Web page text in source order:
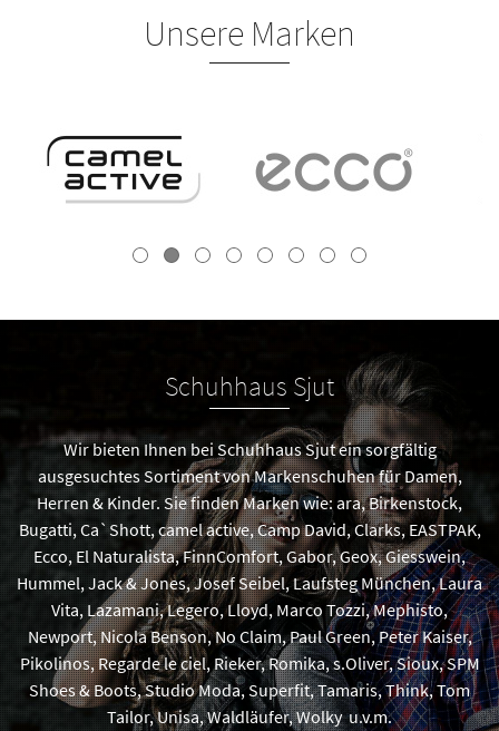
Unsere Marken
Schuhhaus Sjut
Wir bieten Ihnen bei Schuhhaus Sjut ein sorgfältig
ausgesuchtes Sortiment von Markenschuhen für Damen,
Herren & Kinder. Sie finden Marken wie: ara, Birkenstock,
Bugatti, Ca`Shott, camel active, Camp David, Clarks, EASTPAK,
Ecco, El Naturalista, FinnComfort, Gabor, Geox, Giesswein,
Hummel, Jack & Jones, Josef Seibel, Laufsteg München, Laura
Vita, Lazamani, Legero, Lloyd, Marco Tozzi, Mephisto,
Newport, Nicola Benson, No Claim, Paul Green, Peter Kaiser,
Pikolinos, Regarde le ciel, Rieker, Romika, s.Oliver, Sioux, SPM
Shoes & Boots, Studio Moda, Superfit, Tamaris, Think, Tom
Tailor, Unisa, Waldläufer, Wolky u.v.m.